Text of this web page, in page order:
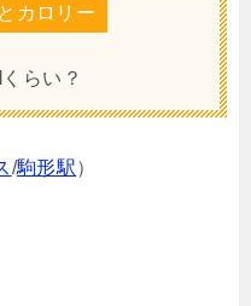
カロリー
くらい？
/駒形駅）